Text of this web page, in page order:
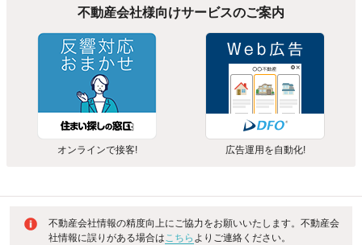
不動産会社様向けサービスのご案内
オンラインで接客! 広告運用を自動化!
不動産会社情報の精度向上にご協力をお願いいたします。不動産会
社情報に誤りがある場合はこちら よりご連絡ください。